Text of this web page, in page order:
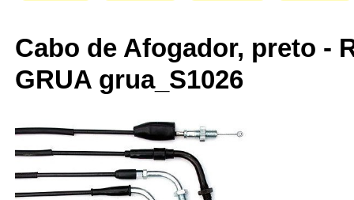
Cabo de Afogador, preto -
GRUA grua_S1026